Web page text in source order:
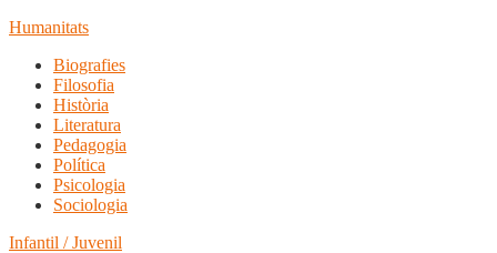
Humanitats
Biografies
Filosofia
Història
Literatura
Pedagogia
Política
Psicologia
Sociologia
Infantil / Juvenil